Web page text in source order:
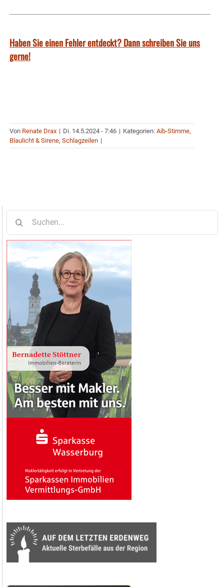
Haben Sie einen Fehler entdeckt? Dann schreiben Sie uns
gerne!
Von Renate Drax | Di. 14.5.2024 - 7:46 | Kategorien: Aib-Stimme,
Blaulicht & Sirene, Schlagzeilen |
nach: